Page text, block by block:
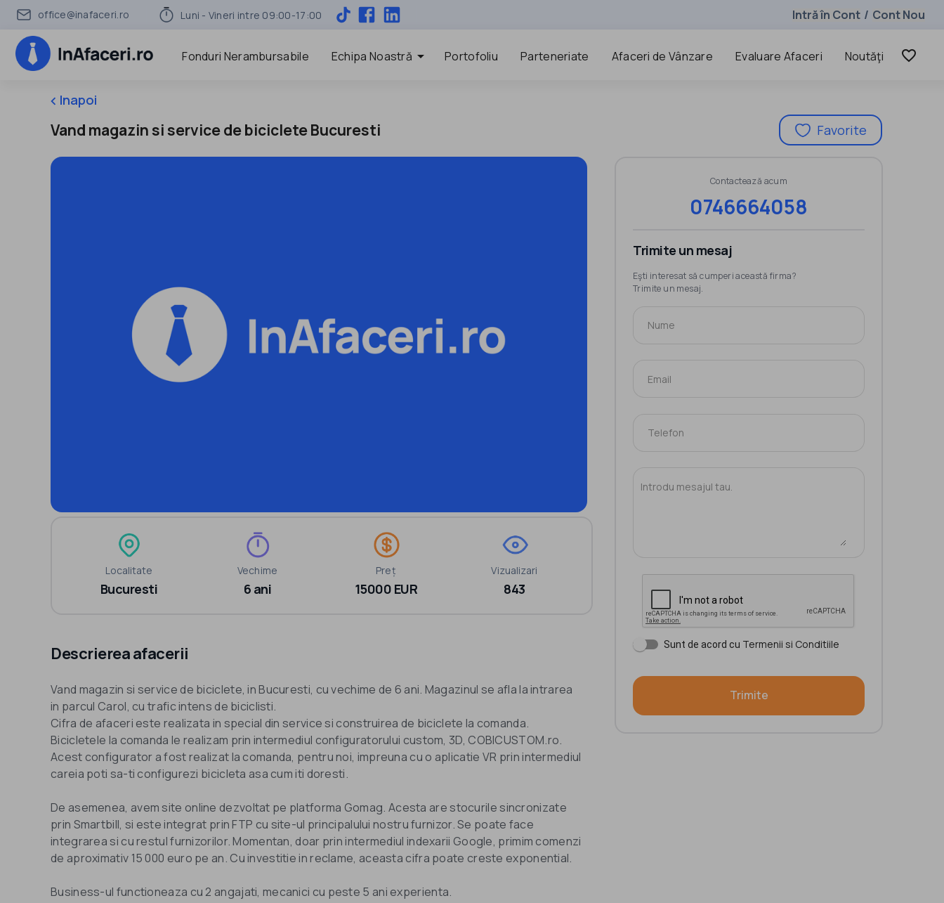
office@inafaceri.ro Luni - Vineri intre 09:00-17:00 Intră în Cont / Cont Nou
Fonduri Nerambursabile Echipa Noastră arrow_drop_down Portofoliu Parteneriate Afaceri de Vânzare Evaluare Afaceri Noutăţi favorite_border
keyboard_arrow_leftInapoi
Vand magazin si service de biciclete Bucuresti Favorite
Localitate
Bucuresti
Vechime
6 ani
Preț
15000 EUR
Vizualizari
843
Descrierea afacerii
Vand magazin si service de biciclete, in Bucuresti, cu vechime de 6 ani. Magazinul se afla la intrarea
in parcul Carol, cu trafic intens de biciclisti.
Cifra de afaceri este realizata in special din service si construirea de biciclete la comanda.
Bicicletele la comanda le realizam prin intermediul configuratorului custom, 3D, COBICUSTOM.ro.
Acest configurator a fost realizat la comanda, pentru noi, impreuna cu o aplicatie VR prin intermediul
careia poti sa-ti configurezi bicicleta asa cum iti doresti.
De asemenea, avem site online dezvoltat pe platforma Gomag. Acesta are stocurile sincronizate
prin Smartbill, si este integrat prin FTP cu site-ul principalului nostru furnizor. Se poate face
integrarea si cu restul furnizorilor. Momentan, doar prin intermediul indexarii Google, primim comenzi
de aproximativ 15 000 euro pe an. Cu investitie in reclame, aceasta cifra poate creste exponential.
Business-ul functioneaza cu 2 angajati, mecanici cu peste 5 ani experienta.
Contactează acum
0746664058
Trimite un mesaj
Eşti interesat să cumperi această firma?
Trimite un mesaj.
Sunt de acord cu Termenii si Conditiile
Trimite